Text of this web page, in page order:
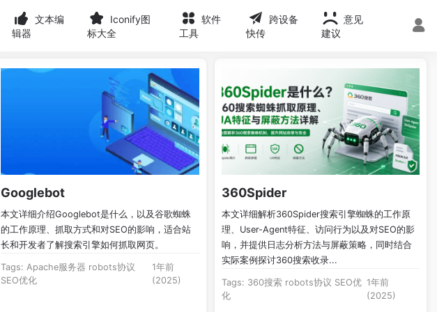
文本编
辑器
Iconify图
标大全
软件
工具
跨设备
快传
意见
建议
Googlebot
本文详细介绍Googlebot是什么，以及谷歌蜘蛛
的工作原理、抓取方式和对SEO的影响，适合站
长和开发者了解搜索引擎如何抓取网页。
Tags: Apache服务器 robots协议
SEO优化
1年前
(2025)
360Spider
本文详细解析360Spider搜索引擎蜘蛛的工作原
理、User-Agent特征、访问行为以及对SEO的影
响，并提供日志分析方法与屏蔽策略，同时结合
实际案例探讨360搜索收录...
Tags: 360搜索 robots协议 SEO优
化
1年前
(2025)